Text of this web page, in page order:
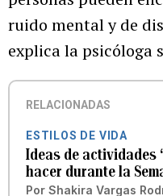
ruido mental y de
explica la psicóloga
RELACIONADAS
ESTILOS DE VIDA
Ideas de actividades
hacer durante la
Por Shakira Vargas